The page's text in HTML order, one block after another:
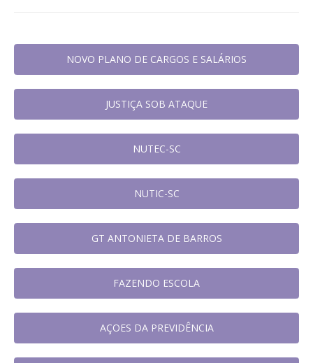
NOVO PLANO DE CARGOS E SALÁRIOS
JUSTIÇA SOB ATAQUE
NUTEC-SC
NUTIC-SC
GT ANTONIETA DE BARROS
FAZENDO ESCOLA
AÇOES DA PREVIDÊNCIA